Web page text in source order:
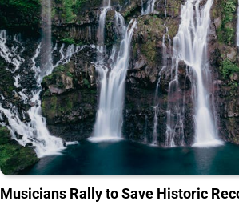
Musicians Rally to Save Historic